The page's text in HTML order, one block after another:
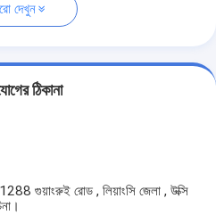
দেখুন
ঠিকানা
গুয়াংরুই রোড , লিয়াংসি জেলা , উক্সি